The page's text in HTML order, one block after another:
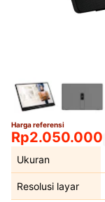
Harga referensi
Rp2.050.000
Ukuran
Resolusi layar